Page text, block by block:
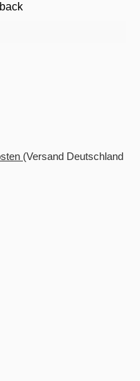
(Versand Deutschland